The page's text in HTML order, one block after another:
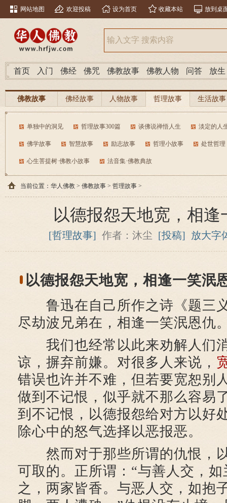
网站地图 欢迎投稿 设为首页 收藏本站 放到桌
首页 入门 佛经 佛咒 佛教故事 佛教人物 问答 放生
佛教故事 佛经故事 人物故事 哲理故事 生活故事
单独中的洞见 哲理故事300篇 谈佛说禅悟人生 淡定的人
佛学故事 智慧故事 励志故事 哲理小故事 处世哲理
心生菩提树·佛教小故事 法音集·佛教典故
当前位置： 华人佛教 > 佛教故事 > 哲理故事 >
以德报怨天地宽，相逢
[哲理故事] 作者：沐尘 [投稿] 放大字
以德报怨天地宽，相逢一笑泯
鲁迅在自己所作之诗《题三
尽劫波兄弟在，相逢一笑泯恩仇
我们也经常以此来劝解人们
谅，摒弃前嫌。对很多人来说，
错误也许并不难，但若要宽恕别
做到不记恨，似乎就不那么容易
到不记恨，以德报怨给对方以好
除心中的怒气选择以恶报恶。
然而对于那些所谓的仇恨，
可取的。正所谓：“与善人交，
之，两家皆香。与恶人交，如抱